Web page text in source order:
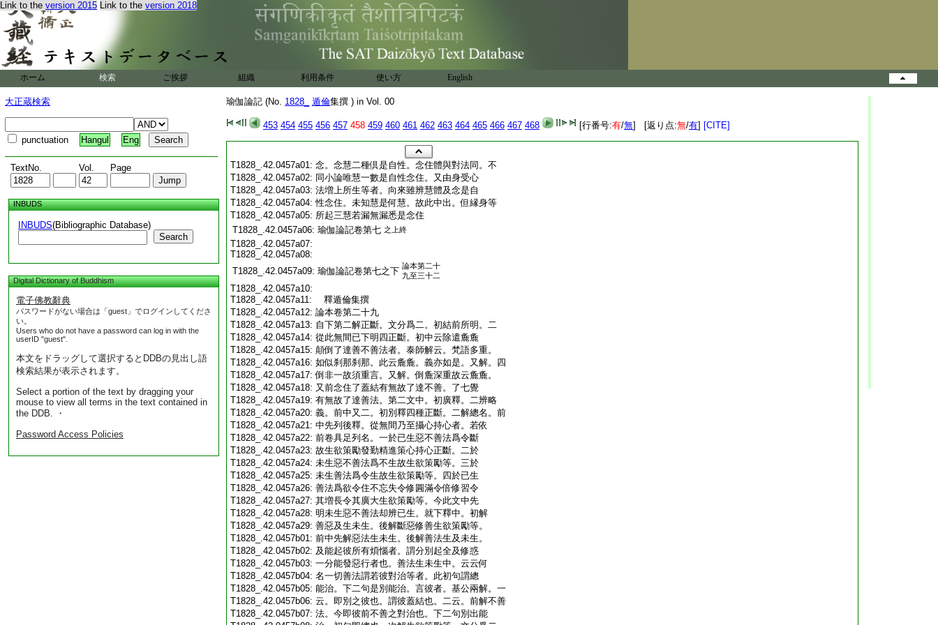
Link to the version 2015 Link to the version 2018
ホーム 検索 ご挨拶 組織 利用条件 使い方 English
大正蔵検索
punctuation Hangul Eng
TextNo. Vol. Page
INBUDS
INBUDS(Bibliographic Database)
Search
Digital Dictionary of Buddhism
電子佛教辭典
パスワードがない場合は「guest」でログインしてくださ
い。
Users who do not have a password can log in with the
userID "guest".
本文をドラッグして選択するとDDBの見出し語
検索結果が表示されます。
Select a portion of the text by dragging your
mouse to view all terms in the text contained in
the DDB. ・
Password Access Policies
瑜伽論記 (No. 1828_ 遁倫集撰 ) in Vol. 00
453 454 455 456 457 458 459 460 461 462 463 464 465 466 467 468 [行番号:有/無] [返り点:無/有] [CITE]
T1828_.42.0457a01: 念。念慧二種倶是自性。念住體與對法同。不
T1828_.42.0457a02: 同小論唯慧一數是自性念住。又由身受心
T1828_.42.0457a03: 法増上所生等者。向來雖辨慧體及念是自
T1828_.42.0457a04:性念住。未知慧是何慧。故此中出。但縁身等
T1828_.42.0457a05: 所起三慧若漏無漏悉是念住
T1828_.42.0457a06: 瑜伽論記卷第七 之上終
T1828_.42.0457a07:
T1828_.42.0457a08:
T1828_.42.0457a09: 瑜伽論記卷第七之下 論本第二十
九至三十二
T1828_.42.0457a10:
T1828_.42.0457a11:
釋遁倫集撰
T1828_.42.0457a12: 論本卷第二十九
T1828_.42.0457a13: 自下第二解正斷。文分爲二。初結前所明。二
T1828_.42.0457a14: 從此無間已下明四正斷。初中云除遣麁麁
T1828_.42.0457a15: 顛倒了達善不善法者。泰師解云。梵語多重。
T1828_.42.0457a16: 如似刹那刹那。此云麁麁。義亦如是。又解。四
T1828_.42.0457a17:倒非一故須重言。又解。倒麁深重故云麁麁。
T1828_.42.0457a18: 又前念住了蓋結有無故了達不善。了七覺
T1828_.42.0457a19: 有無故了達善法。第二文中。初廣釋。二辨略
T1828_.42.0457a20: 義。前中又二。初別釋四種正斷。二解總名。前
T1828_.42.0457a21: 中先列後釋。從無間乃至攝心持心者。若依
T1828_.42.0457a22: 前卷具足列名。一於已生惡不善法爲令斷
T1828_.42.0457a23: 故生欲策勵發勤精進策心持心正斷。二於
T1828_.42.0457a24: 未生惡不善法爲不生故生欲策勵等。三於
T1828_.42.0457a25: 未生善法爲令生故生欲策勵等。四於已生
T1828_.42.0457a26: 善法爲欲令住不忘失令修圓滿令倍修習令
T1828_.42.0457a27: 其増長令其廣大生欲策勵等。今此文中先
T1828_.42.0457a28: 明未生惡不善法却辨已生。就下釋中。初解
T1828_.42.0457a29: 善惡及生未生。後解斷惡修善生欲策勵等。
T1828_.42.0457b01: 前中先解惡法生未生。後解善法生及未生。
T1828_.42.0457b02: 及能起彼所有煩惱者。謂分別起全及修惑
T1828_.42.0457b03: 一分能發惡行者也。善法生未生中。云云何
T1828_.42.0457b04: 名一切善法謂若彼對治等者。此初句謂總
T1828_.42.0457b05: 能治。下二句是別能治。言彼者。基公兩解。一
T1828_.42.0457b06: 云。即別之彼也。謂彼蓋結也。二云。前解不善
T1828_.42.0457b07: 法。今即彼前不善之對治也。下二句別出能